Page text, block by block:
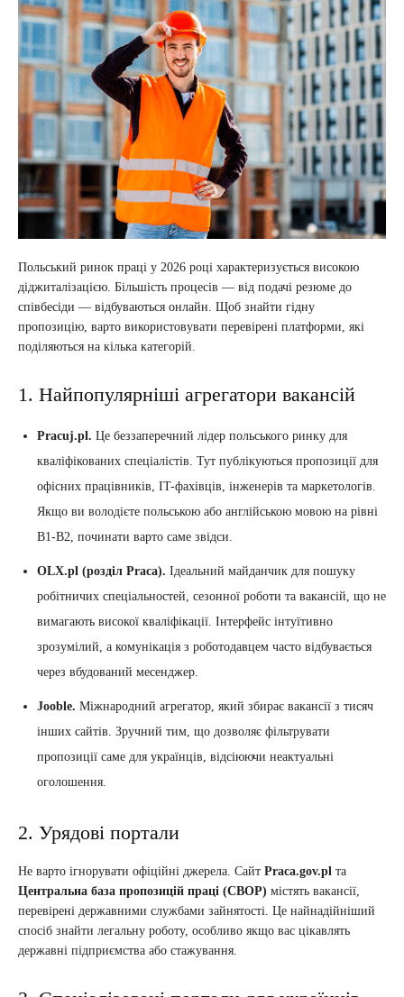
Польський ринок праці у 2026 році характеризується високою
діджиталізацією. Більшість процесів — від подачі резюме до
співбесіди — відбуваються онлайн. Щоб знайти гідну
пропозицію, варто використовувати перевірені платформи, які
поділяються на кілька категорій.
1. Найпопулярніші агрегатори вакансій
Pracuj.pl. Це беззаперечний лідер польського ринку для
кваліфікованих спеціалістів. Тут публікуються пропозиції для
офісних працівників, IT-фахівців, інженерів та маркетологів.
Якщо ви володієте польською або англійською мовою на рівні
B1-B2, починати варто саме звідси.
OLX.pl (розділ Praca). Ідеальний майданчик для пошуку
робітничих спеціальностей, сезонної роботи та вакансій, що не
вимагають високої кваліфікації. Інтерфейс інтуїтивно
зрозумілий, а комунікація з роботодавцем часто відбувається
через вбудований месенджер.
Jooble. Міжнародний агрегатор, який збирає вакансії з тисяч
інших сайтів. Зручний тим, що дозволяє фільтрувати
пропозиції саме для українців, відсіюючи неактуальні
оголошення.
2. Урядові портали
Не варто ігнорувати офіційні джерела. Сайт Praca.gov.pl та
Центральна база пропозицій праці (CBOP) містять вакансії,
перевірені державними службами зайнятості. Це найнадійніший
спосіб знайти легальну роботу, особливо якщо вас цікавлять
державні підприємства або стажування.